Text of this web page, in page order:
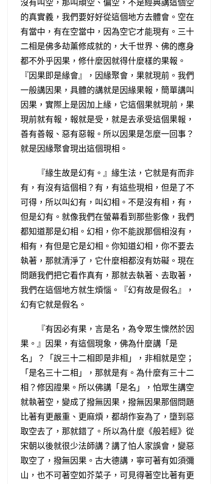
沒有叫空，那叫頑空、偏空，不是經典講這個空
的真實義，我們要好好從這個地方去體會。空在
有當中，有在空當中，因為空它才能現有。三十
二相是佛多劫薰修成就的，大千世界、佛的應身
都不外乎因果，修什麼因就得什麼樣的果報。
『因果即是緣會』，因緣聚會，果就現前。我們
一般講因果，具體的講就是因緣果報，簡單講叫
因果，實際上是因加上緣，它這個果就現前，果
現前就有報，報就是受，就是去承受這個果報，
善有善報、惡有惡報。所以因果是怎麼一回事？
就是因緣聚會現出這個現相。
『緣生故是幻有。』緣生法，它就是有而非
有，有沒有這個相？有，有這些現相，但是了不
可得，所以叫幻有，叫幻相。不是沒有相，有，
但是幻有。就像我們在螢幕看到那些影像，我們
都知道那是幻相。幻相，你不能說那個相沒有，
相有，有但是它是幻相。你知道幻相，你不要去
執著，那就清淨了，它什麼相都沒有妨礙。現在
問題我們把它看作真有，那就去執著、去取著，
我們在這個地方就生煩惱。『幻有故是假名』，
幻有它就是假名。
『有因必有果，言是名，為令眾生懍然於因
果。』因果，有這個現象，佛為什麼講「是
名」？「說三十二相即是非相」，非相就是空；
「是名三十二相」，那就是有。為什麼有三十二
相？修因證果。所以佛講「是名」，怕眾生講空
就執著空，變成了撥無因果，撥無因果那個問題
比著有更嚴重、更麻煩，都胡作妄為了，墮到惡
取空去了，那就錯了。所以為什麼《般若經》從
宋朝以後就很少法師講？講了怕人家誤會，變惡
取空了，撥無因果。古大德講，寧可著有如須彌
山，也不可著空如芥菜子，可見得著空比著有更